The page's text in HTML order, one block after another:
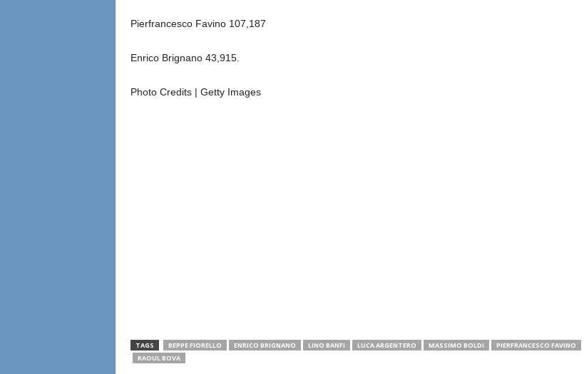
Pierfrancesco Favino 107,187
Enrico Brignano 43,915.
Photo Credits | Getty Images
TAGS BEPPE FIORELLO ENRICO BRIGNANO LINO BANFI LUCA ARGENTERO MASSIMO BOLDI
PIERFRANCESCO FAVINO
RAOUL BOVA